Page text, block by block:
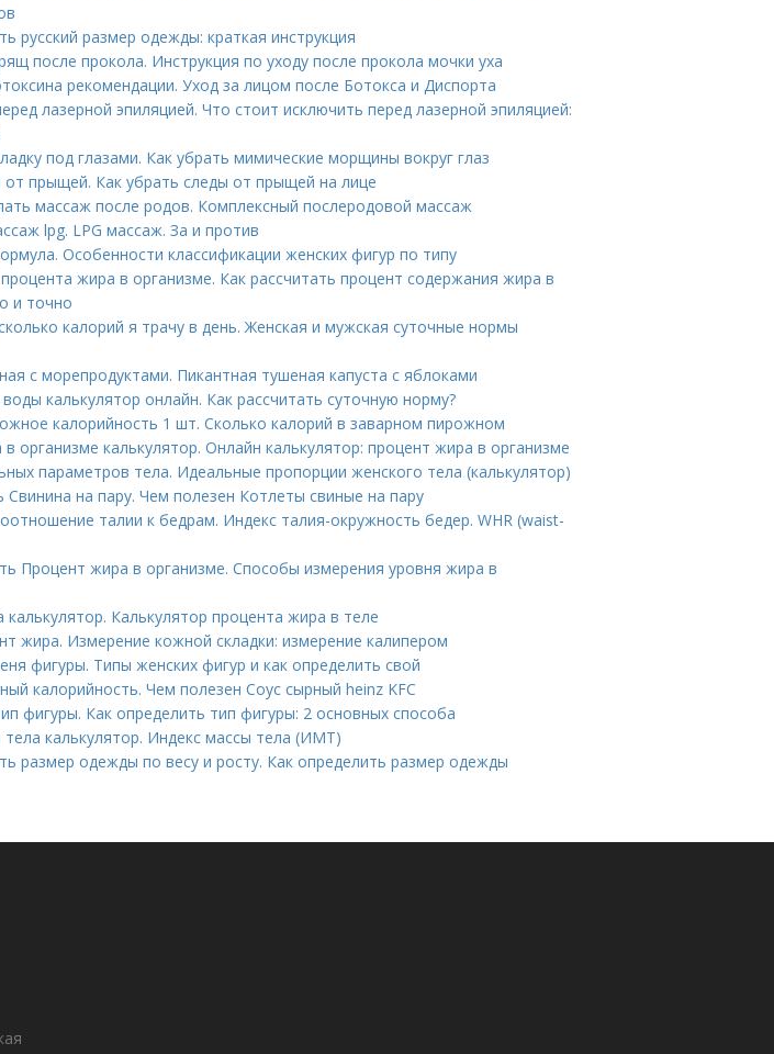
русский размер одежды: краткая инструкция
после прокола. Инструкция по уходу после прокола мочки уха
рекомендации. Уход за лицом после Ботокса и Диспорта
лазерной эпиляцией. Что стоит исключить перед лазерной эпиляцией:
под глазами. Как убрать мимические морщины вокруг глаз
от прыщей. Как убрать следы от прыщей на лице
массаж после родов. Комплексный послеродовой массаж
lpg. LPG массаж. За и против
Особенности классификации женских фигур по типу
жира в организме. Как рассчитать процент содержания жира в
и точно
калорий я трачу в день. Женская и мужская суточные нормы
с морепродуктами. Пикантная тушеная капуста с яблоками
калькулятор онлайн. Как рассчитать суточную норму?
калорийность 1 шт. Сколько калорий в заварном пирожном
организме калькулятор. Онлайн калькулятор: процент жира в организме
параметров тела. Идеальные пропорции женского тела (калькулятор)
Свинина на пару. Чем полезен Котлеты свиные на пару
талии к бедрам. Индекс талия-окружность бедер. WHR (waist-
Процент жира в организме. Способы измерения уровня жира в
Калькулятор процента жира в теле
жира. Измерение кожной складки: измерение калипером
фигуры. Типы женских фигур и как определить свой
калорийность. Чем полезен Соус сырный heinz KFC
фигуры. Как определить тип фигуры: 2 основных способа
тела калькулятор. Индекс массы тела (ИМТ)
размер одежды по весу и росту. Как определить размер одежды